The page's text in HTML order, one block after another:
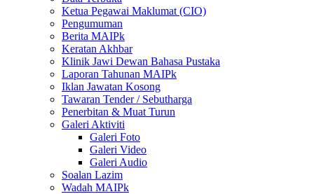
Ketua Pegawai Maklumat (CIO)
Pengumuman
Berita MAIPk
Keratan Akhbar
Klinik Jawi Dewan Bahasa Pustaka
Laporan Tahunan MAIPk
Iklan Jawatan Kosong
Tawaran Tender / Sebutharga
Penerbitan & Muat Turun
Galeri Aktiviti
Galeri Foto
Galeri Video
Galeri Audio
Soalan Lazim
Wadah MAIPk